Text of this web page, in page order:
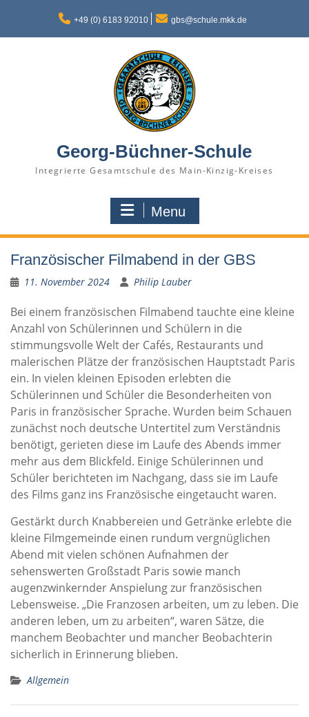
content
+49 (0) 6183 92010 gbs@schule.mkk.de
Georg-Büchner-Schule
Integrierte Gesamtschule des Main-Kinzig-Kreises
Menu
Französischer Filmabend in der GBS
11. November 2024 Philip Lauber
Bei einem französischen Filmabend tauchte eine kleine
Anzahl von Schülerinnen und Schülern in die
stimmungsvolle Welt der Cafés, Restaurants und
malerischen Plätze der französischen Hauptstadt Paris
ein. In vielen kleinen Episoden erlebten die
Schülerinnen und Schüler die Besonderheiten von
Paris in französischer Sprache. Wurden beim Schauen
zunächst noch deutsche Untertitel zum Verständnis
benötigt, gerieten diese im Laufe des Abends immer
mehr aus dem Blickfeld. Einige Schülerinnen und
Schüler berichteten im Nachgang, dass sie im Laufe
des Films ganz ins Französische eingetaucht waren.
Gestärkt durch Knabbereien und Getränke erlebte die
kleine Filmgemeinde einen rundum vergnüglichen
Abend mit vielen schönen Aufnahmen der
sehenswerten Großstadt Paris sowie manch
augenzwinkernder Anspielung zur französischen
Lebensweise. „Die Franzosen arbeiten, um zu leben. Die
anderen leben, um zu arbeiten“, waren Sätze, die
manchem Beobachter und mancher Beobachterin
sicherlich in Erinnerung blieben.
Allgemein